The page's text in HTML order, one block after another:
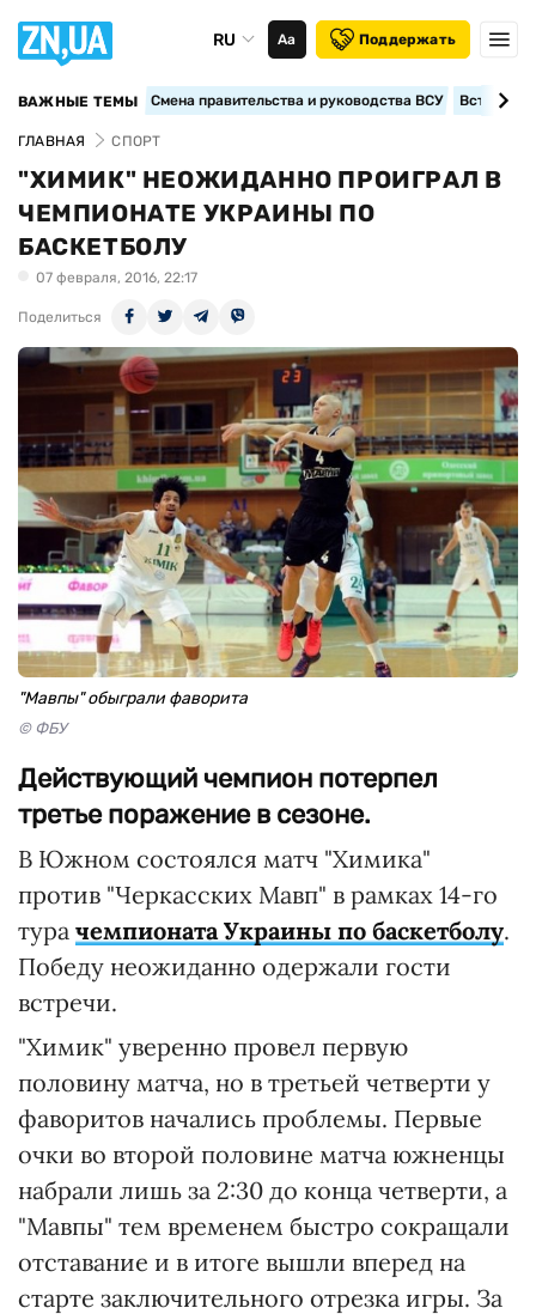
RU Аа Поддержать
ВАЖНЫЕ ТЕМЫ Смена правительства и руководства ВСУ
ГЛАВНАЯ СПОРТ
"ХИМИК" НЕОЖИДАННО ПРОИГРАЛ В
ЧЕМПИОНАТЕ УКРАИНЫ ПО
БАСКЕТБОЛУ
07 февраля, 2016, 22:17
Поделиться
"Мавпы" обыграли фаворита
© ФБУ
Действующий чемпион потерпел
третье поражение в сезоне.
В Южном состоялся матч "Химика"
против "Черкасских Мавп" в рамках 14-го
тура чемпионата Украины по баскетболу.
Победу неожиданно одержали гости
встречи.
"Химик" уверенно провел первую
половину матча, но в третьей четверти у
фаворитов начались проблемы. Первые
очки во второй половине матча южненцы
набрали лишь за 2:30 до конца четверти, а
"Мавпы" тем временем быстро сокращали
отставание и в итоге вышли вперед на
старте заключительного отрезка игры. За